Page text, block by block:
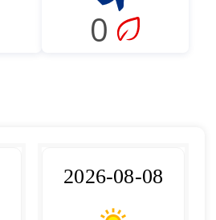
0
2026-08-08